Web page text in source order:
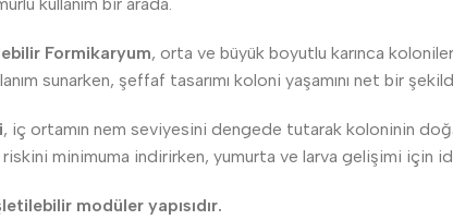
Formikaryum, orta ve büyük boyutlu karınca
sunarken, şeffaf tasarımı koloni yaşamını net bir
, iç ortamın nem seviyesini dengede tutarak koloninin
riskini minimuma indirirken, yumurta ve larva gelişimi için
modüler yapısıdır.